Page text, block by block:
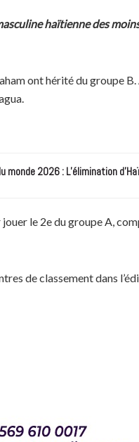
haïtienne des
ont hérité du groupe
monde 2026 : L’élimination
le 2e du groupe A,
de classement dans